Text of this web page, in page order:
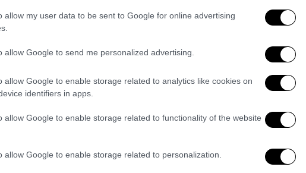
allow my user data to be sent to Google for online advertising
allow Google to send me personalized advertising.
allow Google to enable storage related to analytics like cookies on
identifiers in apps.
allow Google to enable storage related to functionality of the website
allow Google to enable storage related to personalization.
όπως δημόσιες υπηρεσίες,
εύλογη η ανησυχία για την κατάσταση της
148/ΕΚ για την Προστασία των
στον Χώρο Εργασίας, οΚώστας
προτίθεται να λάβει για να διασφαλίσει
από τα δημόσια κτίρια στην Ελλάδα και
το 2009